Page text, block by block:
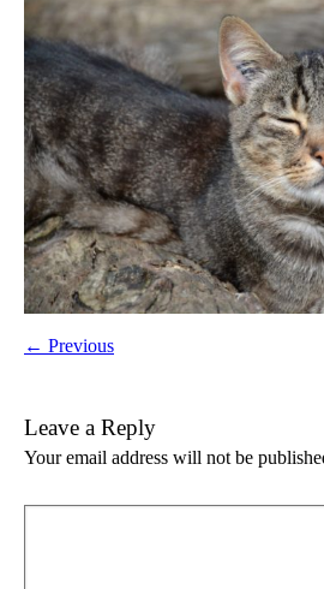
← Previous
Leave a Reply
Your email address will not be